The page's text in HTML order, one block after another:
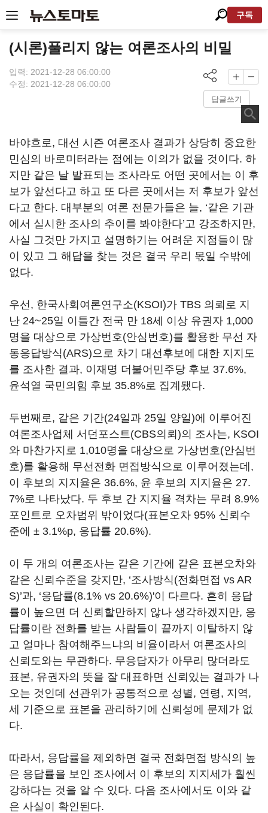
구독
(시론)풀리지 않는 여론조사의 비밀
입력: 2021-12-28 06:00:00
수정: 2021-12-28 06:00:00
답글쓰기
바야흐로, 대선 시즌 여론조사 결과가 상당히 중요한
민심의 바로미터라는 점에는 이의가 없을 것이다. 하
지만 같은 날 발표되는 조사라도 어떤 곳에서는 이 후
보가 앞선다고 하고 또 다른 곳에서는 저 후보가 앞선
다고 한다. 대부분의 여론 전문가들은 늘, ‘같은 기관
에서 실시한 조사의 추이를 봐야한다’고 강조하지만,
사실 그것만 가지고 설명하기는 어려운 지점들이 많
이 있고 그 해답을 찾는 것은 결국 우리 몫일 수밖에
없다.
우선, 한국사회여론연구소(KSOI)가 TBS 의뢰로 지
난 24~25일 이틀간 전국 만 18세 이상 유권자 1,000
명을 대상으로 가상번호(안심번호)를 활용한 무선 자
동응답방식(ARS)으로 차기 대선후보에 대한 지지도
를 조사한 결과, 이재명 더불어민주당 후보 37.6%,
윤석열 국민의힘 후보 35.8%로 집계됐다.
두번째로, 같은 기간(24일과 25일 양일)에 이루어진
여론조사업체 서던포스트(CBS의뢰)의 조사는, KSOI
와 마찬가지로 1,010명을 대상으로 가상번호(안심번
호)를 활용해 무선전화 면접방식으로 이루어졌는데,
이 후보의 지지율은 36.6%, 윤 후보의 지지율은 27.
7%로 나타났다. 두 후보 간 지지율 격차는 무려 8.9%
포인트로 오차범위 밖이었다(표본오차 95% 신뢰수
준에 ± 3.1%p, 응답률 20.6%).
이 두 개의 여론조사는 같은 기간에 같은 표본오차와
같은 신뢰수준을 갖지만, ‘조사방식(전화면접 vs AR
S)’과, ‘응답률(8.1% vs 20.6%)'이 다르다. 흔히 응답
률이 높으면 더 신뢰할만하지 않나 생각하겠지만, 응
답률이란 전화를 받는 사람들이 끝까지 이탈하지 않
고 얼마나 참여해주느냐의 비율이라서 여론조사의
신뢰도와는 무관하다. 무응답자가 아무리 많더라도
표본, 유권자의 뜻을 잘 대표하면 신뢰있는 결과가 나
오는 것인데 선관위가 공통적으로 성별, 연령, 지역,
세 기준으로 표본을 관리하기에 신뢰성에 문제가 없
다.
따라서, 응답률을 제외하면 결국 전화면접 방식의 높
은 응답률을 보인 조사에서 이 후보의 지지세가 훨씬
강하다는 것을 알 수 있다. 다음 조사에서도 이와 같
은 사실이 확인된다.